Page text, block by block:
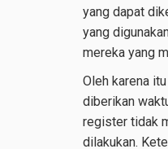
yang dapat
yang
mereka yang
Oleh karena
diberikan
register tidak
dilakukan.